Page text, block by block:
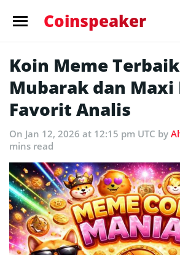
Coinspeaker
Koin Meme
Mubarak dan Maxi
Favorit Analis
On Jan 12, 2026 at 12:15 pm UTC by
mins read